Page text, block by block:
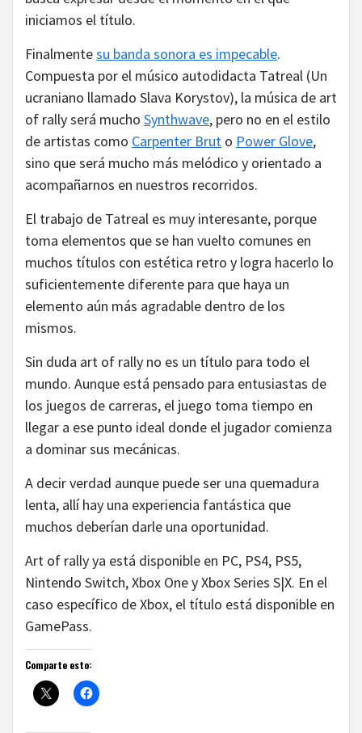
iniciamos el título.
Finalmentesu banda sonora es impecable.
Compuesta por el músico autodidacta Tatreal (Un
ucraniano llamado Slava Korystov), la música de art
of rally será mucho Synthwave, pero no en el estilo
de artistas como Carpenter Brut o Power Glove,
sino que será mucho más melódico y orientado a
acompañarnos en nuestros recorridos.
El trabajo de Tatreal es muy interesante, porque
toma elementos que se han vuelto comunes en
muchos títulos con estética retro y logra hacerlo lo
suficientemente diferente para que haya un
elemento aún más agradable dentro de los
mismos.
Sin duda art of rally no es un título para todo el
mundo. Aunque está pensado para entusiastas de
los juegos de carreras, el juego toma tiempo en
llegar a ese punto ideal donde el jugador comienza
a dominar sus mecánicas.
A decir verdad aunque puede ser una quemadura
lenta, allí hay una experiencia fantástica que
muchos deberían darle una oportunidad.
Art of rally ya está disponible en PC, PS4, PS5,
Nintendo Switch, Xbox One y Xbox Series S|X. En el
caso específico de Xbox, el título está disponible en
GamePass.
Comparte esto: